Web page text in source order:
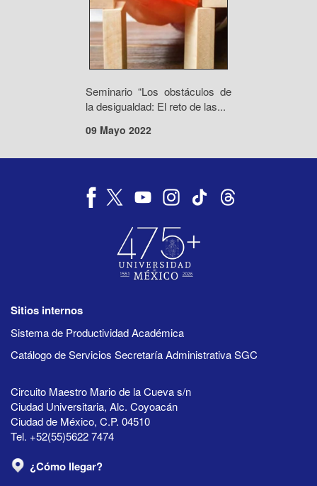
Seminario “Los obstáculos de
la desigualdad: El reto de las...
09 Mayo 2022
Sitios internos
Sistema de Productividad Académica
Catálogo de Servicios Secretaría Administrativa SGC
Circuito Maestro Mario de la Cueva s/n
Ciudad Universitaria, Alc. Coyoacán
Ciudad de México, C.P. 04510
Tel. +52(55)5622 7474
¿Cómo llegar?